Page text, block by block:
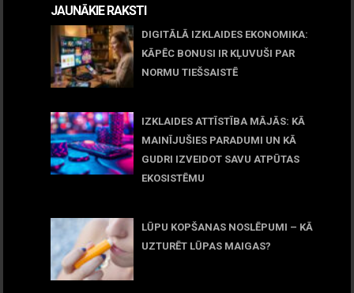
JAUNĀKIE RAKSTI
DIGITĀLĀ IZKLAIDES EKONOMIKA:
KĀPĒC BONUSI IR KĻUVUŠI PAR
NORMU TIEŠSAISTĒ
IZKLAIDES ATTĪSTĪBA MĀJĀS: KĀ
MAINĪJUŠIES PARADUMI UN KĀ
GUDRI IZVEIDOT SAVU ATPŪTAS
EKOSISTĒMU
LŪPU KOPŠANAS NOSLĒPUMI – KĀ
UZTURĒT LŪPAS MAIGAS?